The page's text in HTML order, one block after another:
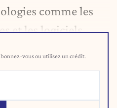
comme les
et les logiciels.
vous ou utilisez un crédit.